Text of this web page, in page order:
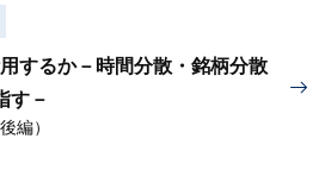
するか－時間分散・銘柄分散
す－
編）